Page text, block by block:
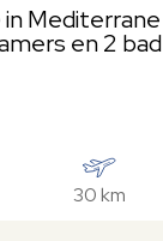
en 2
30 km